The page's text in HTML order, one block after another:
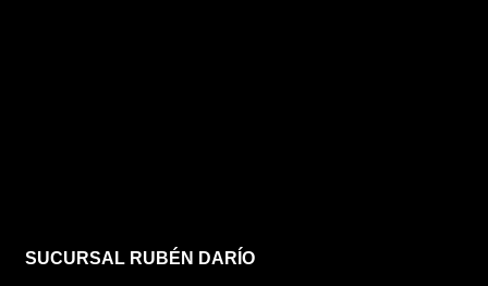
SUCURSAL RUBÉN DARÍO